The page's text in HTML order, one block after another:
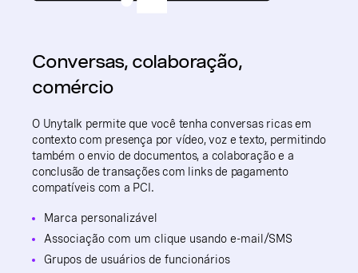
Conversas, colaboração,
comércio
O Unytalk permite que você tenha conversas ricas em
contexto com presença por vídeo, voz e texto, permitindo
também o envio de documentos, a colaboração e a
conclusão de transações com links de pagamento
compatíveis com a PCI.
Marca personalizável
Associação com um clique usando e-mail/SMS
Grupos de usuários de funcionários